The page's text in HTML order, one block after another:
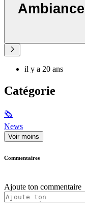
il y a 20 ans
Catégorie
🗞
News
Voir moins
Commentaires
Ajoute ton commentaire